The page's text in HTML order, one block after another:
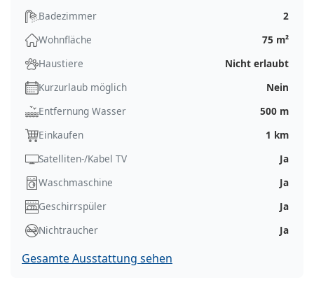
Badezimmer
2
Wohnfläche
75 m²
Haustiere
Nicht erlaubt
Kurzurlaub möglich
Nein
Entfernung Wasser
500 m
Einkaufen
1 km
Satelliten-/Kabel TV
Ja
Waschmaschine
Ja
Geschirrspüler
Ja
Nichtraucher
Ja
Gesamte Ausstattung sehen